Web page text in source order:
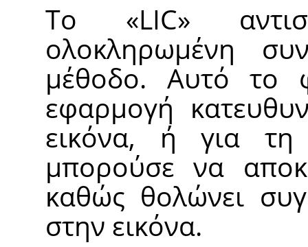
Το «LIC»
ολοκληρωμένη
μέθοδο. Αυτό το
εφαρμογή
εικόνα, ή για
μπορούσε να
καθώς θολώνει
στην εικόνα.